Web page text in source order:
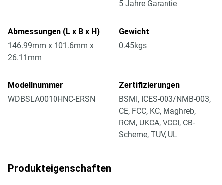
5 Jahre Garantie
Abmessungen (L x B x H)
146.99mm x 101.6mm x
26.11mm
Gewicht
0.45kgs
Modellnummer
WDBSLA0010HNC-ERSN
Zertifizierungen
BSMI, ICES-003/NMB-003,
CE, FCC, KC, Maghreb,
RCM, UKCA, VCCI, CB-
Scheme, TUV, UL
Produkteigenschaften